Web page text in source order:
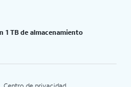
1 TB de almacenamiento